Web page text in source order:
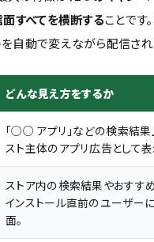
すべてを横断することです
を自動で変えながら配信され
どんな見え方をするか
「○○ アプリ」などの検索結果
スト主体のアプリ広告として表
ストア内の検索結果やおすす
インストール直前のユーザー
面。